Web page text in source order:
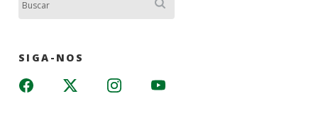
SIGA-NOS